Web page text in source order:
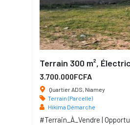
Terrain 300 m²,
3.700.000FCFA
Quartier ADS, Niamey
Terrain (Parcelle)
Hikima Démarche
#Terrain_À_Vendre |